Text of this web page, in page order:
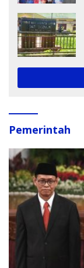
Pemerintah